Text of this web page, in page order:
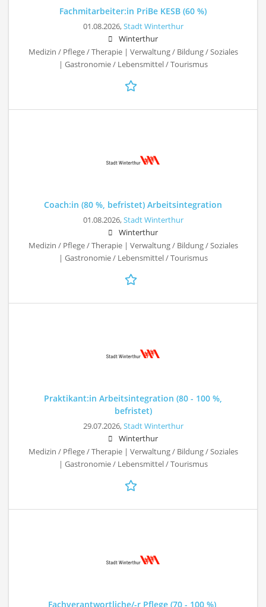
Fachmitarbeiter:in PriBe KESB (60 %)
01.08.2026,Stadt Winterthur
Winterthur
Medizin / Pflege / Therapie | Verwaltung / Bildung / Soziales
| Gastronomie / Lebensmittel / Tourismus
Coach:in (80 %, befristet) Arbeitsintegration
01.08.2026,Stadt Winterthur
Winterthur
Medizin / Pflege / Therapie | Verwaltung / Bildung / Soziales
| Gastronomie / Lebensmittel / Tourismus
Praktikant:in Arbeitsintegration (80 - 100 %,
befristet)
29.07.2026,Stadt Winterthur
Winterthur
Medizin / Pflege / Therapie | Verwaltung / Bildung / Soziales
| Gastronomie / Lebensmittel / Tourismus
Fachverantwortliche/-r Pflege (70 - 100 %),